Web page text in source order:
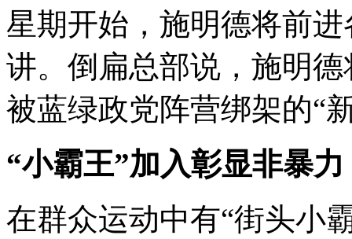
星期开始，施明德将前
讲。倒扁总部说，施明
被蓝绿政党阵营绑架的“
“小霸王”加入彰显非暴力
在群众运动中有“街头小